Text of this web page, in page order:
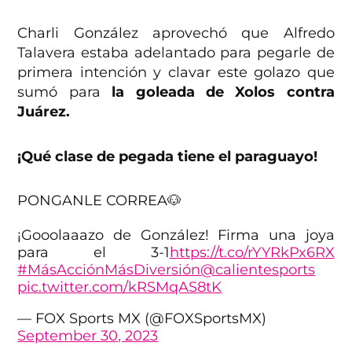
Charli González aprovechó que Alfredo
Talavera estaba adelantado para pegarle de
primera intención y clavar este golazo que
sumó para la goleada de Xolos contra
Juárez.
¡Qué clase de pegada tiene el paraguayo!
PONGANLE CORREA🐶
¡Gooolaaazo de González! Firma una joya
para el 3-1https://t.co/rYYRkPx6RX
#MásAcciónMásDiversión@calientesports
pic.twitter.com/kRSMqAS8tK
— FOX Sports MX (@FOXSportsMX)
September 30, 2023